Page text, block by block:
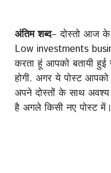
अंतिम शब्द– दोस्तो आज के
Low investments
करता हूं आपको बतायी
होगी. अगर ये पोस्ट
अपने दोस्तों के साथ
है अगले किसी नए पोस्ट